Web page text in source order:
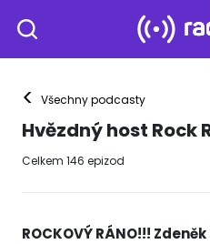
< Všechny podcasty
Hvězdný host Rock
Celkem 146 epizod
ROCKOVÝ RÁNO!!!